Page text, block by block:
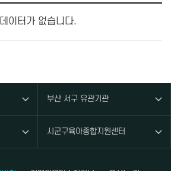
데이터가 없습니다.
부산 서구 유관기관
시군구육아종합지원센터